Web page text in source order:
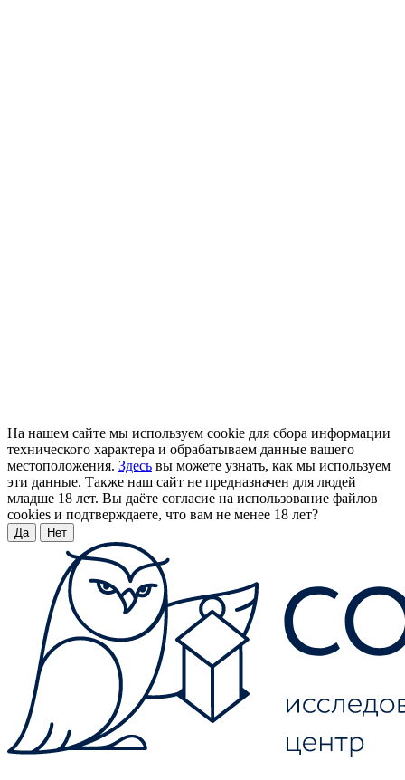
На нашем сайте мы используем cookie для сбора информации
технического характера и обрабатываем данные вашего
местоположения. Здесь вы можете узнать, как мы используем
эти данные. Также наш сайт не предназначен для людей
младше 18 лет. Вы даёте согласие на использование файлов
cookies и подтверждаете, что вам не менее 18 лет?
Да Нет